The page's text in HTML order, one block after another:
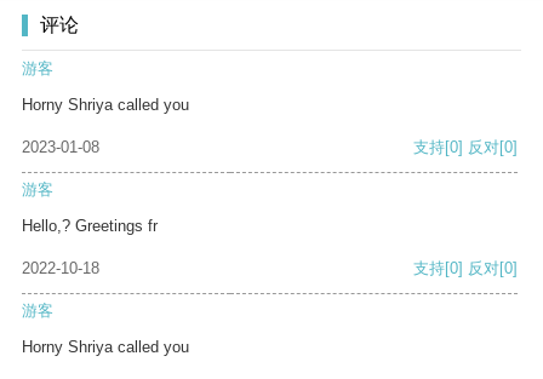
评论
游客
Horny Shriya called you
2023-01-08 支持[0] 反对[0]
游客
Hello,? Greetings fr
2022-10-18 支持[0] 反对[0]
游客
Horny Shriya called you